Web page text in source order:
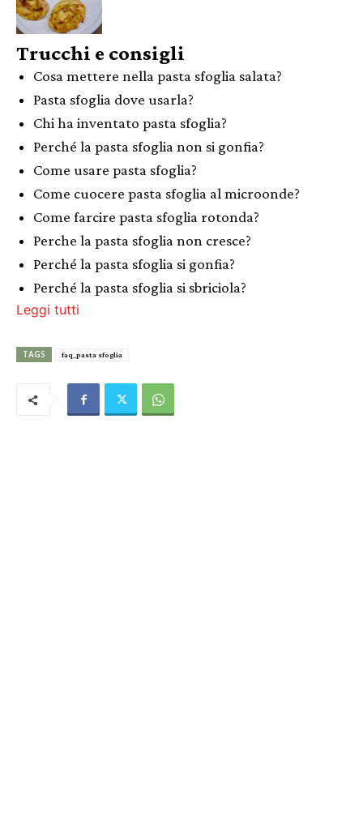
Trucchi e consigli
Cosa mettere nella pasta sfoglia salata?
Pasta sfoglia dove usarla?
Chi ha inventato pasta sfoglia?
Perché la pasta sfoglia non si gonfia?
Come usare pasta sfoglia?
Come cuocere pasta sfoglia al microonde?
Come farcire pasta sfoglia rotonda?
Perche la pasta sfoglia non cresce?
Perché la pasta sfoglia si gonfia?
Perché la pasta sfoglia si sbriciola?
Leggi tutti
TAGS faq_pasta sfoglia